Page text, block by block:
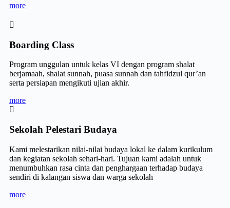
more
Boarding Class
Program unggulan untuk kelas VI dengan program shalat
berjamaah, shalat sunnah, puasa sunnah dan tahfidzul qur’an
serta persiapan mengikuti ujian akhir.
more
Sekolah Pelestari Budaya
Kami melestarikan nilai-nilai budaya lokal ke dalam kurikulum
dan kegiatan sekolah sehari-hari. Tujuan kami adalah untuk
menumbuhkan rasa cinta dan penghargaan terhadap budaya
sendiri di kalangan siswa dan warga sekolah
more